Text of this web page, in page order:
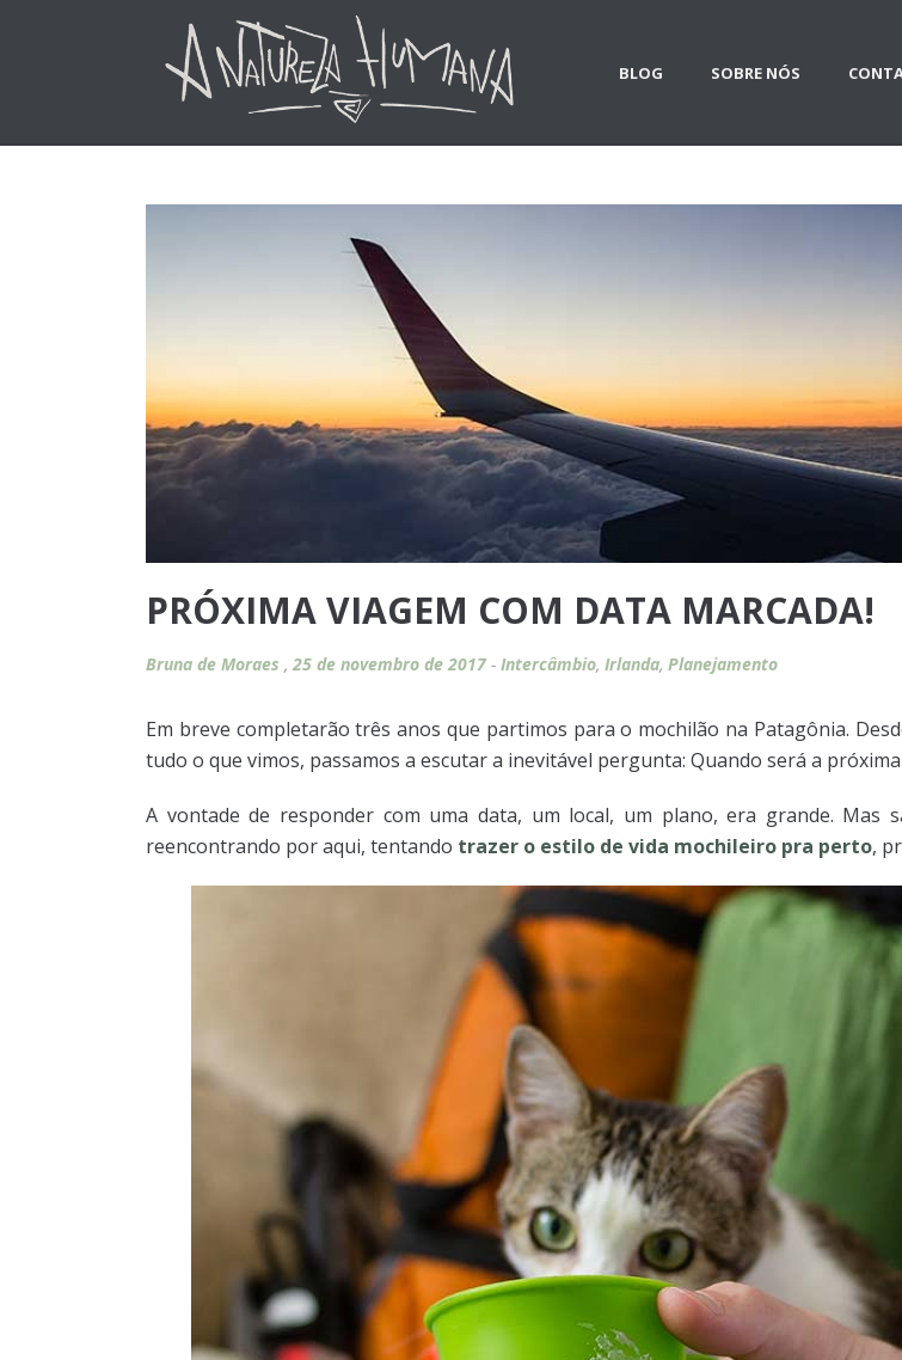
BLOG SOBRE NÓS
PRÓXIMA VIAGEM COM DATA MARCADA!
Bruna de Moraes , 25 de novembro de 2017 - Intercâmbio, Irlanda, Planejamento
Em breve completarão três anos que partimos para o mochilão na Patagônia.
tudo o que vimos, passamos a escutar a inevitável pergunta: Quando será a
A vontade de responder com uma data, um local, um plano, era grande. Mas
reencontrando por aqui, tentando trazer o estilo de vida mochileiro pra perto,